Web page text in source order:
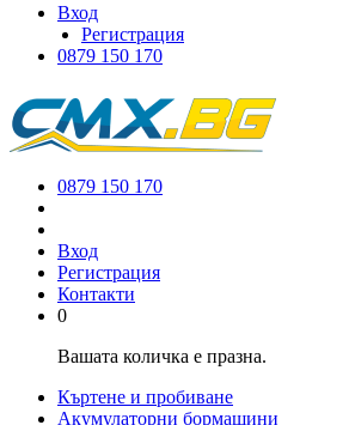
Вход
Регистрация
0879 150 170
0879 150 170
Вход
Регистрация
Контакти
0
Вашата количка е празна.
Къртене и пробиване
Акумулаторни бормашини